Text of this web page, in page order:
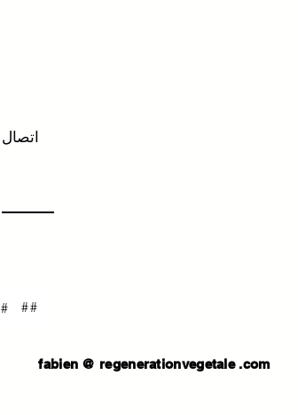
اتصال
##
#
fabien @ regenerationvegetale .com